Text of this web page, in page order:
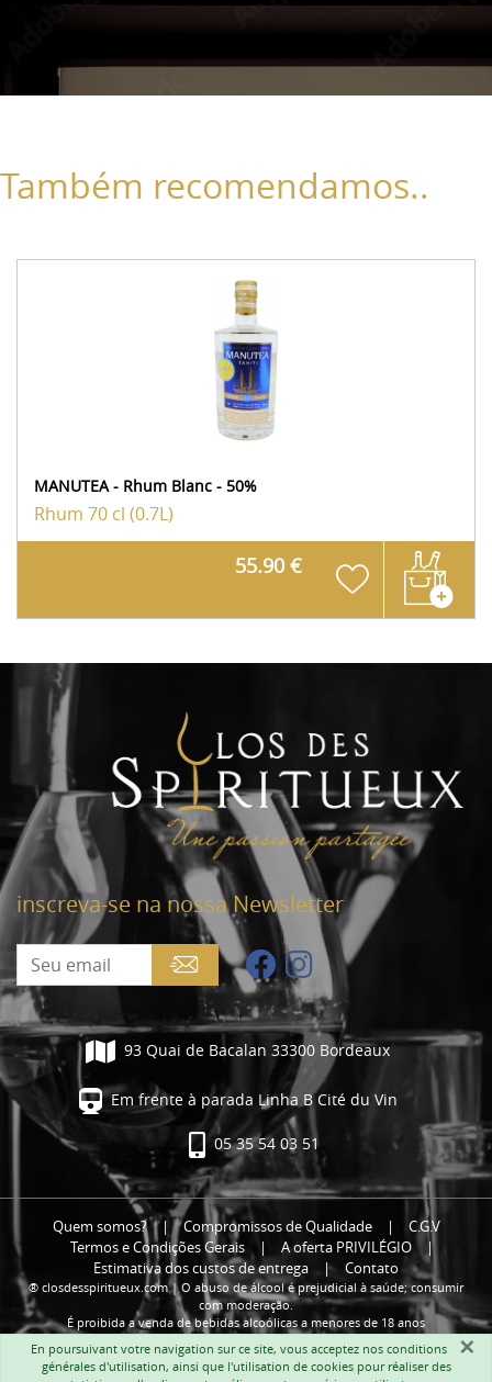
Também recomendamos..
MANUTEA - Rhum Blanc - 50%
Rhum 70 cl (0.7L)
55.90 €
inscreva-se na nossa Newsletter
93 Quai de Bacalan 33300 Bordeaux
Em frente à parada Linha B Cité du Vin
05 35 54 03 51
Quem somos? | Compromissos de Qualidade |
C.G.V
Termos e Condições Gerais
| A oferta PRIVILÉGIO
|
Estimativa dos custos de entrega
| Contato
® closdesspiritueux.com | O abuso de álcool é prejudicial à saúde; consumir
com moderação.
É proibida a venda de bebidas alcoólicas a menores de 18 anos
×
En poursuivant votre navigation sur ce site, vous acceptez nos conditions
générales d'utilisation, ainsi que l'utilisation de cookies pour réaliser des